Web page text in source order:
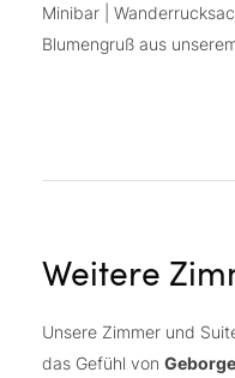
Minibar |
Blumengruß aus
Weitere
Unsere Zimmer und
das Gefühl von